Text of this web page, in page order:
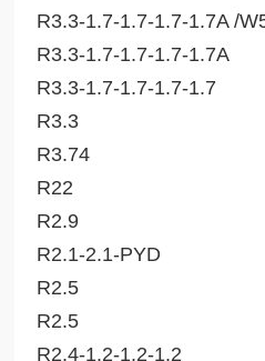
R3.3-1.7-1.7-1.7-1.7A /
R3.3-1.7-1.7-1.7-1.7A
R3.3-1.7-1.7-1.7-1.7
R3.3
R3.74
R22
R2.9
R2.1-2.1-PYD
R2.5
R2.5
R2.4-1.2-1.2-1.2